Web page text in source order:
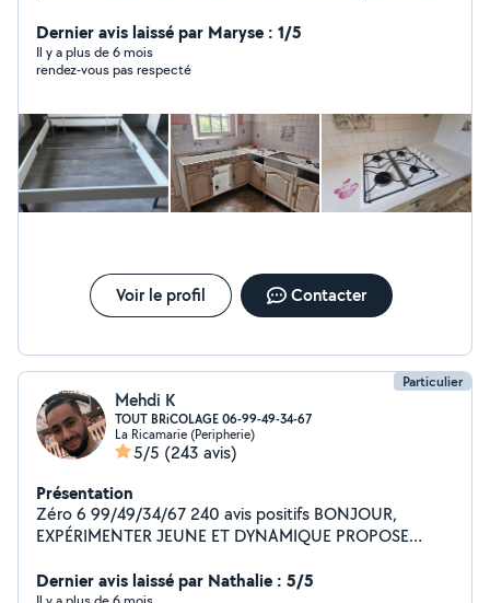
soigneux donc je propose mes services également pour
du ménage, du repassage, entretien d'espaces verts,
debarassement de maison, déménagement et autres...
Dernier avis laissé par Maryse : 1/5
Il y a plus de 6 mois
rendez-vous pas respecté
Voir le profil Contacter
Particulier
Mehdi K
TOUT BRiCOLAGE 06-99-49-34-67
La Ricamarie (Peripherie)
5/5 (243 avis)
Présentation
Zéro 6 99/49/34/67 240 avis positifs BONJOUR,
EXPÉRIMENTER JEUNE ET DYNAMIQUE PROPOSE
conséquence - Évacuation divers déchetterie - Tonte de
Dernier avis laissé par Nathalie : 5/5